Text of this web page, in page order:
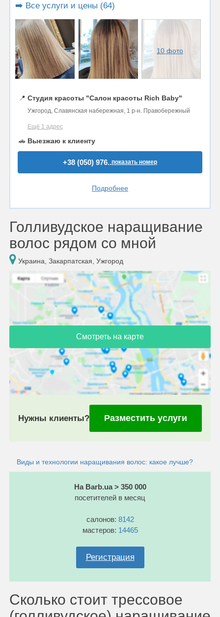
➡️ Все услуги и цены (64)
10 фото
📍 Студия красоты "Салон красоты Rich Baby"
Ужгород, Славянская набережная, 1 р-н. Правобережный
Ещё 1 адрес
🚗 Выезжаю к клиенту
+38 (050) 976..показать номер
Подробнее
Голливудское наращивание
волос рядом со мной
Украина, Закарпатская, Ужгород
Смотреть на карте
Нужны клиенты? Разместить услуги
Виды и технологии наращивания волос: какое лучше?
На Barb.ua > 350 000
посетителей в месяц
салонов: 8142
мастеров: 14465
Регистрация
Сколько стоит трессовое